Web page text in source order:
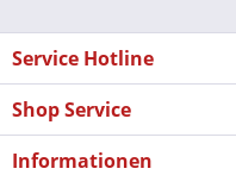
Service Hotline
Shop Service
Informationen